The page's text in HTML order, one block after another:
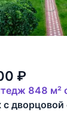
₽
848 м²
дворцовой